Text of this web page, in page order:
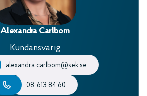
Alexandra Carlbom
Kundansvarig
alexandra.carlbom@sek.se
08-613 84 60